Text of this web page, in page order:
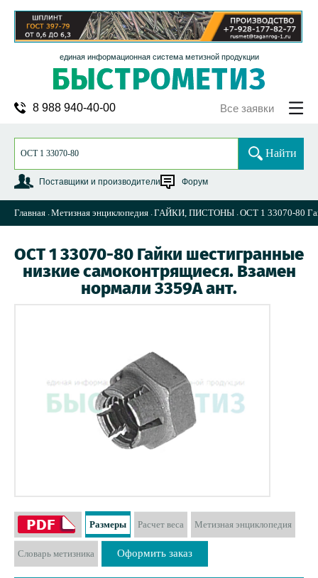
единая информационная система метизной продукции
8 988 940-40-00 Все заявки
Поставщики и производители Форум
Найти
Главная Метизная энциклопедия ГАЙКИ, ПИСТОНЫ ОСТ 1 33070-80
ОСТ 1 33070-80 Гайки шестигранные
низкие самоконтрящиеся. Взамен
нормали 3359А ант.
Размеры Расчет веса Метизная энциклопедия
Словарь метизника Оформить заказ